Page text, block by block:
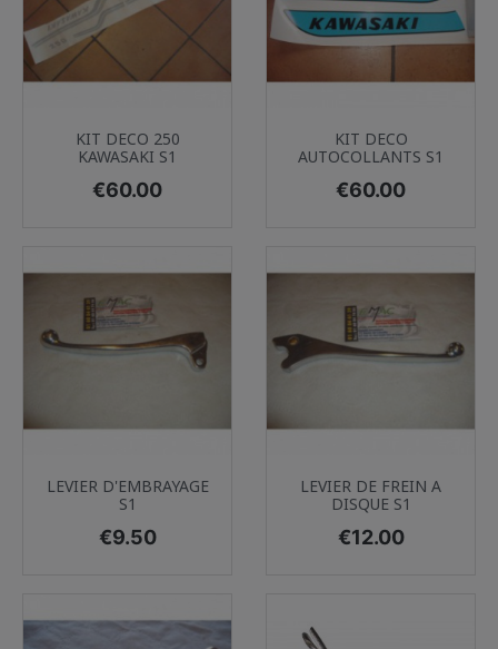
KIT DECO 250
KAWASAKI S1
Price
€60.00
KIT DECO
AUTOCOLLANTS S1
Price
€60.00
LEVIER D'EMBRAYAGE
S1
Price
€9.50
LEVIER DE FREIN A
DISQUE S1
Price
€12.00